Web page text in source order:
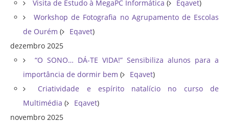
Visita de Estudo à MegaPC Informática ( Eqavet)
Workshop de Fotografia no Agrupamento de Escolas
de Ourém ( Eqavet)
dezembro 2025
“O SONO… DÁ-TE VIDA!” Sensibiliza alunos para a
importância de dormir bem ( Eqavet)
Criatividade e espírito natalício no curso de
Multimédia ( Eqavet)
novembro 2025